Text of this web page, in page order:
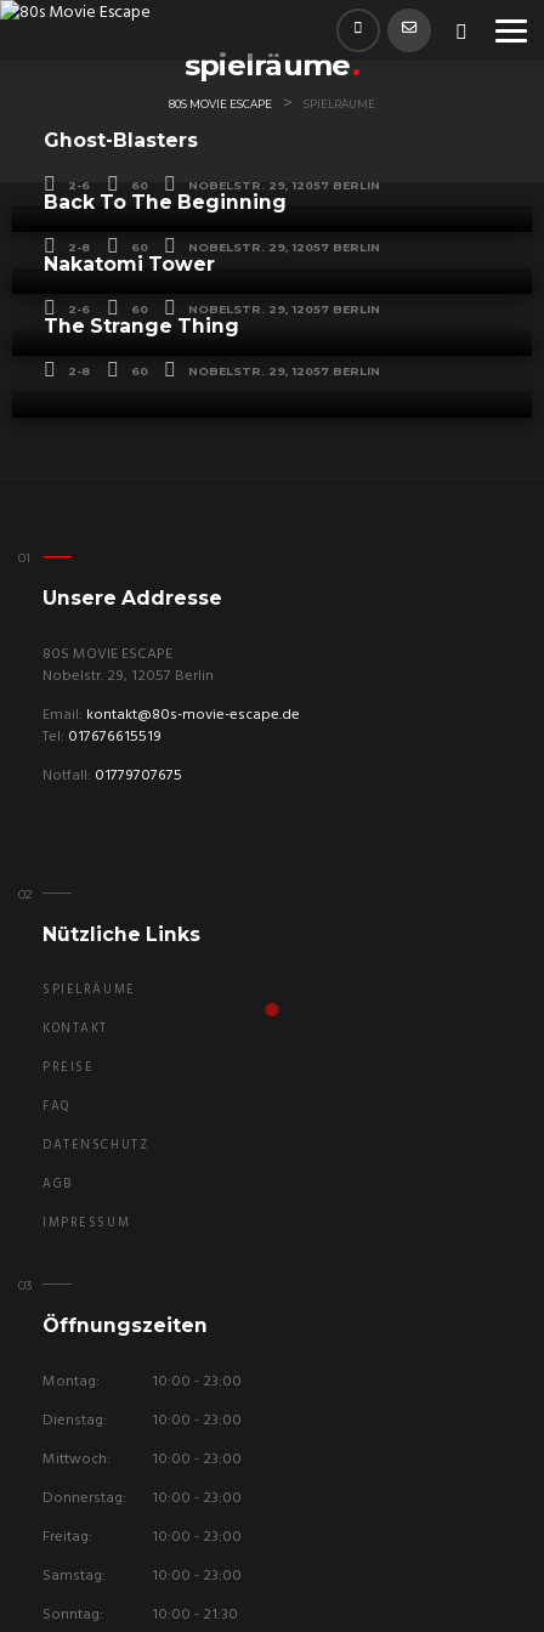
spielräume
80S MOVIE ESCAPE > SPIELRÄUME
Ghost-Blasters
2-6 60 NOBELSTR. 29, 12057 BERLIN
Back To The Beginning
2-8 60 NOBELSTR. 29, 12057 BERLIN
Nakatomi Tower
2-6 60 NOBELSTR. 29, 12057 BERLIN
The Strange Thing
2-8 60 NOBELSTR. 29, 12057 BERLIN
Unsere Addresse
80S MOVIE ESCAPE
Nobelstr. 29, 12057 Berlin
Email: kontakt@80s-movie-escape.de
Tel: 017676615519
Notfall: 01779707675
Nützliche Links
SPIELRÄUME
KONTAKT
PREISE
FAQ
DATENSCHUTZ
AGB
IMPRESSUM
Öffnungszeiten
Montag:
10:00 - 23:00
Dienstag:
10:00 - 23:00
Mittwoch:
10:00 - 23:00
Donnerstag:
10:00 - 23:00
Freitag:
10:00 - 23:00
Samstag:
10:00 - 23:00
Sonntag:
10:00 - 21:30